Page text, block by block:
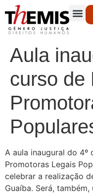
Aula
curso de
A aula inaugural do 4º
Promotoras Legais
celebrar a realização
Guaíba. Será,